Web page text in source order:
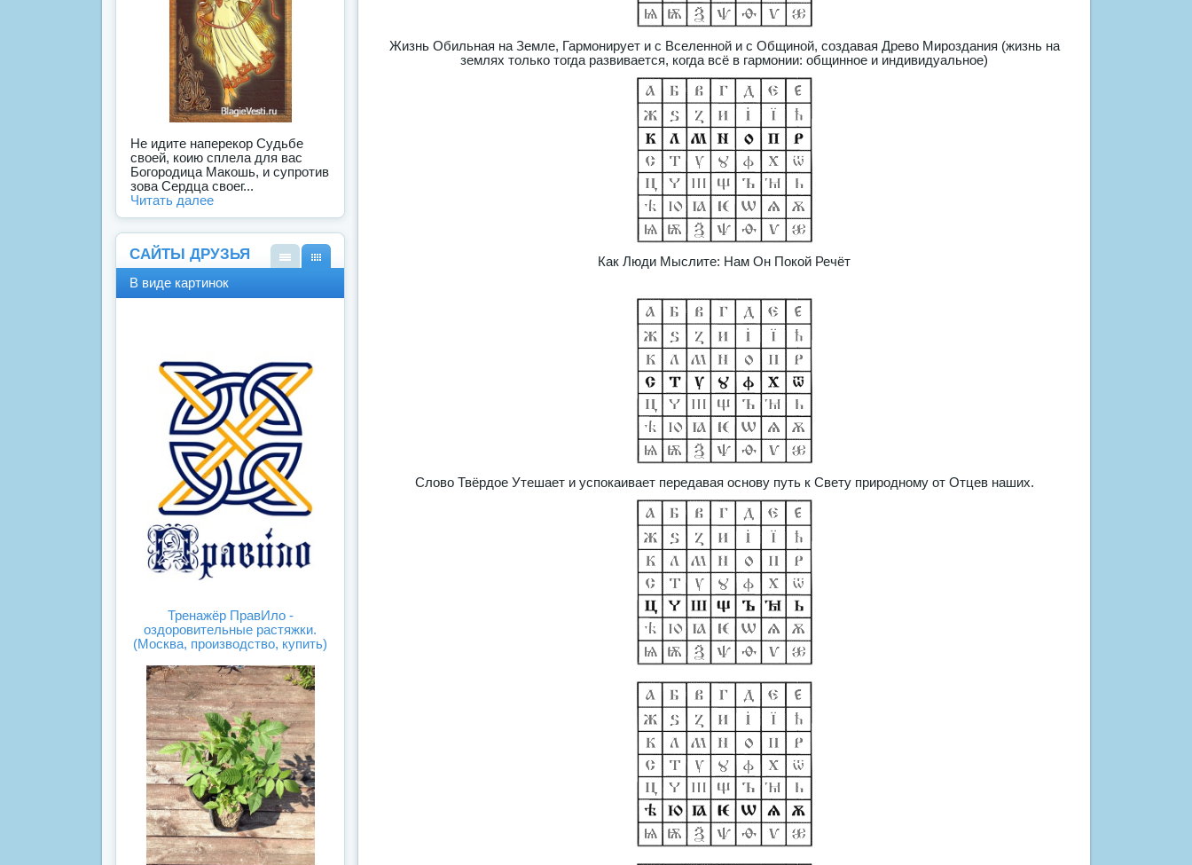
Жизнь Обильная на Земле, Гармонирует и с Вселенной и с Общиной, создавая Древо Мироздания (жизнь на
землях только тогда развивается, когда всё в гармонии: общинное и индивидуальное)
Как Люди Мыслите: Нам Он Покой Речёт
Слово Твёрдое Утешает и успокаивает передавая основу путь к Свету природному от Отцев наших.
Не идите наперекор Судьбе
своей, коию сплела для вас
Богородица Макошь, и супротив
зова Сердца своег...
Читать далее
САЙТЫ ДРУЗЬЯ
В виде картинок
Тренажёр ПравИло -
оздоровительные растяжки.
(Москва, производство, купить)